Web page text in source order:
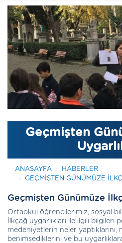
Geçmişten
ANASAYFA
HABERLER
GEÇMIŞTEN GÜNÜMÜZE
Geçmişten Günümüze
Ortaokul öğrencilerimiz, sosyal
İlkçağ uygarlıkları ile ilgili bilgileri
medeniyetlerin neler yaptıklarını,
benimsediklerini ve bu